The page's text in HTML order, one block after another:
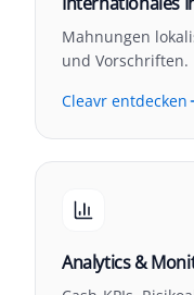
Mahnungen
und Vorschriften.
Cleavr entdecken
Analytics &